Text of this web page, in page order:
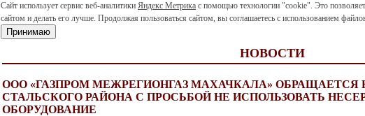
Сайт использует сервис веб-аналитики Яндекс Метрика с помощью технологии "cookie". Это позволяет
сайтом и делать его лучше. Продолжая пользоваться сайтом, вы соглашаетесь с использованием
Принимаю
НОВОСТИ
ООО «ГАЗПРОМ МЕЖРЕГИОНГАЗ МАХАЧКАЛА»
СТАЛЬСКОГО РАЙОНА С ПРОСЬБОЙ НЕ ИСПОЛЬЗОВАТЬ
ОБОРУДОВАНИЕ